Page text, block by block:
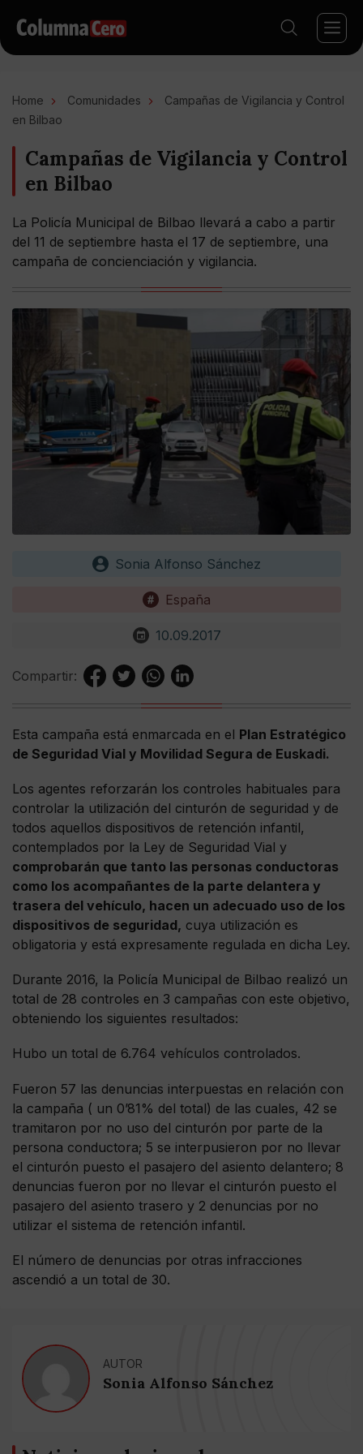
Home Comunidades
Campañas de Vigilancia y Control
en Bilbao
Campañas de Vigilancia y Control
en Bilbao
La Policía Municipal de Bilbao llevará a cabo a partir
del 11 de septiembre hasta el 17 de septiembre, una
campaña de concienciación y vigilancia.
Sonia Alfonso Sánchez
España
10.09.2017
Compartir:
Esta campaña está enmarcada en el Plan Estratégico
de Seguridad Vial y Movilidad Segura de Euskadi.
Los agentes reforzarán los controles habituales para
controlar la utilización del cinturón de seguridad y de
todos aquellos dispositivos de retención infantil,
contemplados por la Ley de Seguridad Vial y
comprobarán que tanto las personas conductoras
como los acompañantes de la parte delantera y
trasera del vehículo, hacen un adecuado uso de los
dispositivos de seguridad, cuya utilización es
obligatoria y está expresamente regulada en dicha Ley.
Durante 2016, la Policía Municipal de Bilbao realizó un
total de 28 controles en 3 campañas con este objetivo,
obteniendo los siguientes resultados:
Hubo un total de 6.764 vehículos controlados.
Fueron 57 las denuncias interpuestas en relación con
la campaña ( un 0’81% del total) de las cuales, 42 se
tramitaron por no uso del cinturón por parte de la
persona conductora; 5 se interpusieron por no llevar
el cinturón puesto el pasajero del asiento delantero; 8
denuncias fueron por no llevar el cinturón puesto el
pasajero del asiento trasero y 2 denuncias por no
utilizar el sistema de retención infantil.
El número de denuncias por otras infracciones
ascendió a un total de 30.
AUTOR
Sonia Alfonso Sánchez